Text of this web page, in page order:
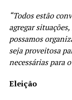
“Todos estão
agregar
possamos
seja proveitosa
necessárias para
Eleição